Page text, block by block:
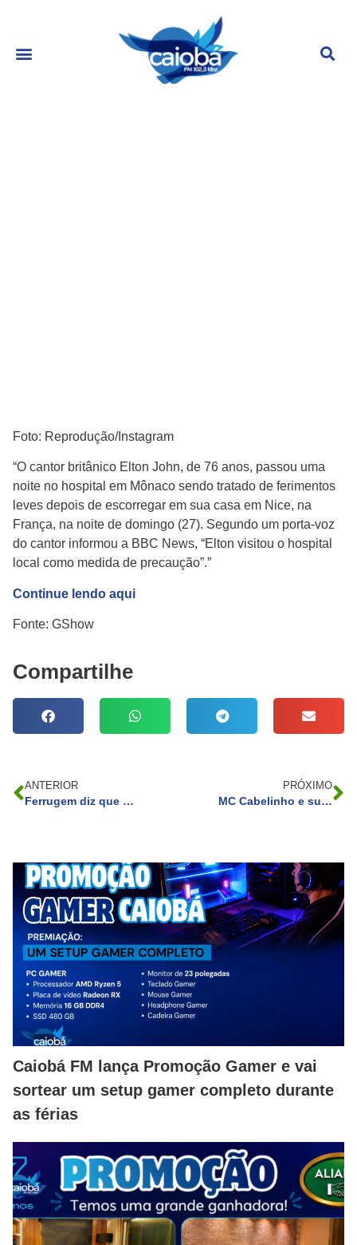
Foto: Reprodução/Instagram
“O cantor britânico Elton John, de 76 anos, passou uma
noite no hospital em Mônaco sendo tratado de ferimentos
leves depois de escorregar em sua casa em Nice, na
França, na noite de domingo (27). Segundo um porta-voz
do cantor informou a BBC News, “Elton visitou o hospital
local como medida de precaução”.”
Continue lendo aqui
Fonte: GShow
Compartilhe
ANTERIOR
Ferrugem diz que não conseguia enxergar próprio pênis devido sobrepeso
PRÓXIMO
MC Cabelinho e suposta amante teriam brigado por causa do rapper Orochi: entenda a disputa
Caiobá FM lança Promoção Gamer e vai
sortear um setup gamer completo durante
as férias